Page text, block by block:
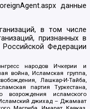
данные
в том числе
признанных в
Российской Федерации
народов Ичкерии и
война, Исламская группа,
Лашкар-И-Тайба,
партия Туркестана,
возрождения исламского
джихад – Джамаат